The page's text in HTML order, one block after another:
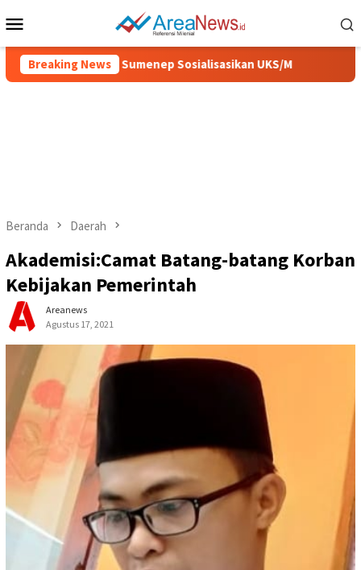
ke
Mobile
Breaking News
Pemkab Sumenep Sosialisasikan UKS/M
Beranda Daerah
Akademisi:Camat Batang-batang Korban
Kebijakan Pemerintah
Areanews
Agustus 17, 2021